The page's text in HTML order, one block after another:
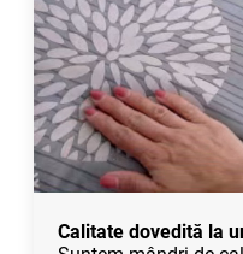
Calitate dovedită la